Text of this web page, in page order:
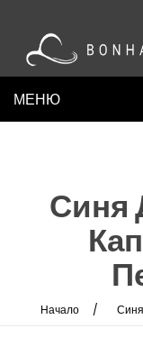
Синя
Начало